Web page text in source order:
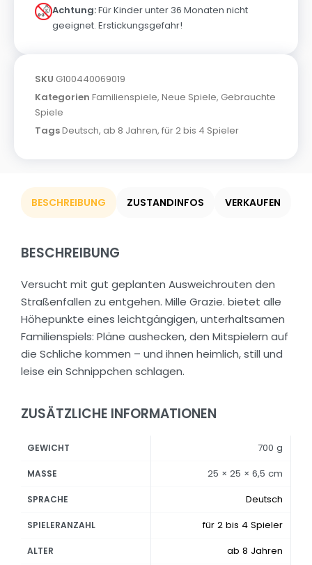
Achtung:Für Kinder unter 36 Monaten nicht
geeignet. Erstickungsgefahr!
SKU G100440069019
Kategorien Familienspiele, Neue Spiele, Gebrauchte
Spiele
TagsDeutsch, ab 8 Jahren, für 2 bis 4 Spieler
BESCHREIBUNG ZUSTANDINFOS VERKAUFEN
BESCHREIBUNG
Versucht mit gut geplanten Ausweichrouten den
Straßenfallen zu entgehen. Mille Grazie. bietet alle
Höhepunkte eines leichtgängigen, unterhaltsamen
Familienspiels: Pläne aushecken, den Mitspielern auf
die Schliche kommen – und ihnen heimlich, still und
leise ein Schnippchen schlagen.
ZUSÄTZLICHE INFORMATIONEN
GEWICHT 700 g
MASSE 25 × 25 × 6,5 cm
SPRACHE Deutsch
SPIELERANZAHL für 2 bis 4 Spieler
ALTER ab 8 Jahren